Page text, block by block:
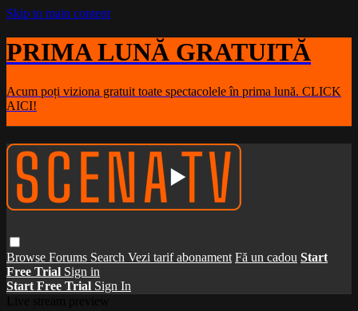
Skip to main content
PRIMA LUNĂ GRATUITĂ
Acum poți viziona gratuit toate spectacolele în prima lună. CLICK
AICI!
Browse Forums Search Vezi tarif abonament Fă un cadou Start
Free Trial Sign in
Start Free Trial Sign In